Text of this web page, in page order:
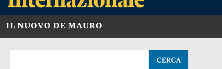
IL NUOVO DE MAURO
CERCA